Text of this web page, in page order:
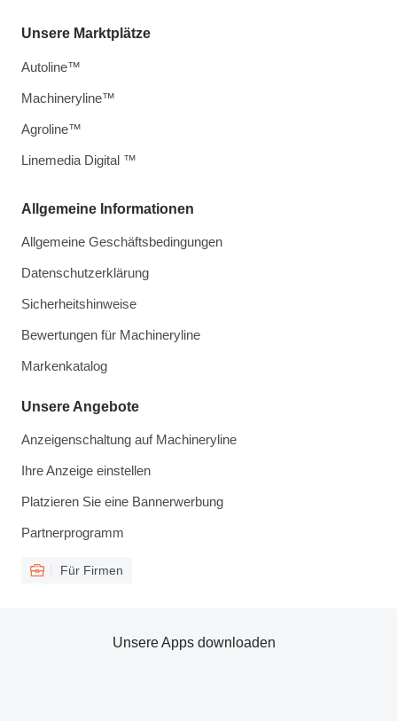
Allgemeine Informationen
Allgemeine Geschäftsbedingungen
Datenschutzerklärung
Sicherheitshinweise
Bewertungen für Machineryline
Markenkatalog
Unsere Angebote
Anzeigenschaltung auf Machineryline
Ihre Anzeige einstellen
Platzieren Sie eine Bannerwerbung
Partnerprogramm
Für Firmen
Unsere Marktplätze
Autoline™
Machineryline™
Agroline™
Linemedia Digital ™
Unsere Apps downloaden